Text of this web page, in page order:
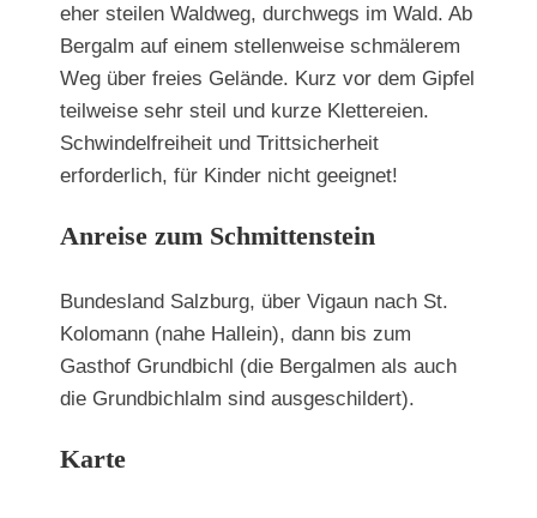
eher steilen Waldweg, durchwegs im Wald. Ab
Bergalm auf einem stellenweise schmälerem
Weg über freies Gelände. Kurz vor dem Gipfel
teilweise sehr steil und kurze Klettereien.
Schwindelfreiheit und Trittsicherheit
erforderlich, für Kinder nicht geeignet!
Anreise zum Schmittenstein
Bundesland Salzburg, über Vigaun nach St.
Kolomann (nahe Hallein), dann bis zum
Gasthof Grundbichl (die Bergalmen als auch
die Grundbichlalm sind ausgeschildert).
Karte